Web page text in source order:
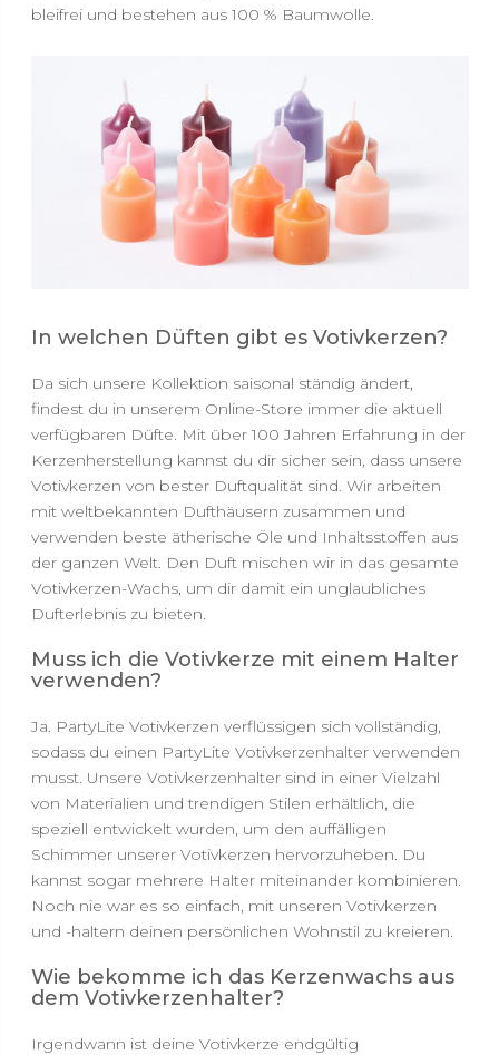
bleifrei und bestehen aus 100 % Baumwolle.
In welchen Düften gibt es Votivkerzen?
Da sich unsere Kollektion saisonal ständig ändert,
findest du in unserem Online-Store immer die aktuell
verfügbaren Düfte. Mit über 100 Jahren Erfahrung in der
Kerzenherstellung kannst du dir sicher sein, dass unsere
Votivkerzen von bester Duftqualität sind. Wir arbeiten
mit weltbekannten Dufthäusern zusammen und
verwenden beste ätherische Öle und Inhaltsstoffen aus
der ganzen Welt. Den Duft mischen wir in das gesamte
Votivkerzen-Wachs, um dir damit ein unglaubliches
Dufterlebnis zu bieten.
Muss ich die Votivkerze mit einem Halter
verwenden?
Ja. PartyLite Votivkerzen verflüssigen sich vollständig,
sodass du einen PartyLite Votivkerzenhalter verwenden
musst. Unsere Votivkerzenhalter sind in einer Vielzahl
von Materialien und trendigen Stilen erhältlich, die
speziell entwickelt wurden, um den auffälligen
Schimmer unserer Votivkerzen hervorzuheben. Du
kannst sogar mehrere Halter miteinander kombinieren.
Noch nie war es so einfach, mit unseren Votivkerzen
und -haltern deinen persönlichen Wohnstil zu kreieren.
Wie bekomme ich das Kerzenwachs aus
dem Votivkerzenhalter?
Irgendwann ist deine Votivkerze endgültig